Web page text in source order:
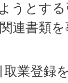
うとす
連書類
取業登録